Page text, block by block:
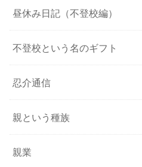
昼休み日記（不登校編）
不登校という名のギフト
忍介通信
親という種族
親業